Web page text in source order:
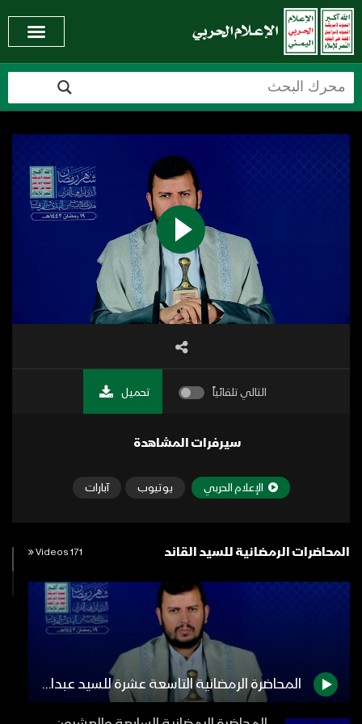
التالي تلقائياً تحميل
سيرفرات المشاهدة
الإعلام الحربي يوتيوب آبارات
المحاضرات الرمضانية للسيد القائد 171 Videos
المحاضرة الرمضانية التاسعة عشرة للسيد عبدالملك بدرالدين الحوثي 19 رمضان 1443هـ